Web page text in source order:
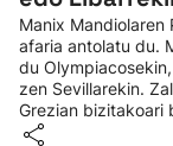
Manix Mandiolaren
afaria antolatu du.
du
zen Sevillarekin.
Grezian bizitakoari